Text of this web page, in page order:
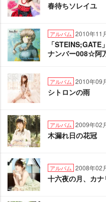
春待ちソレイユ
アルバム 2010年11
「
ナンバー008☆阿
アルバム 2010年09
シトロンの雨
アルバム 2009年02
木漏れ日の花冠
アルバム 2008年02
十六夜の月、カナ